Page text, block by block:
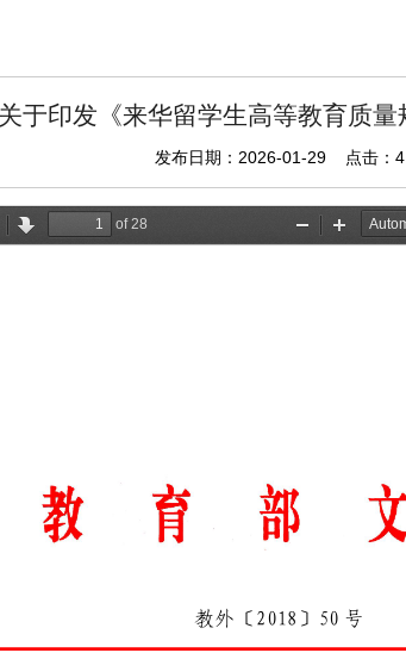
于印发《来华留学生高等教育质
发布日期：2026-01-29 点击：